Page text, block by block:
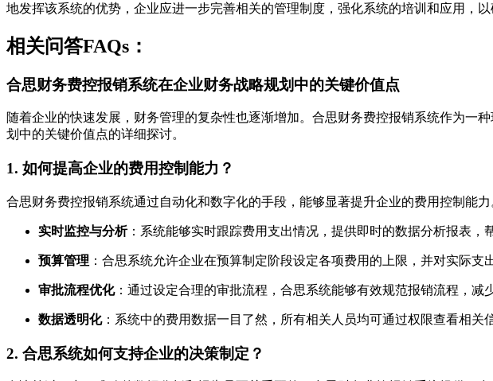
地发挥该系统的优势，企业应进一步完善相关的管理制度，强化系统的培训和应用，
相关问答FAQs：
合思财务费控报销系统在企业财务战略规划中的关键价值点
随着企业的快速发展，财务管理的复杂性也逐渐增加。合思财务费控报销系统作为一
划中的关键价值点的详细探讨。
1. 如何提高企业的费用控制能力？
合思财务费控报销系统通过自动化和数字化的手段，能够显著提升企业的费用控制能
实时监控与分析：系统能够实时跟踪费用支出情况，提供即时的数据分析报表，
预算管理 ：合思系统允许企业在预算制定阶段设定各项费用的上限，并对实际
审批流程优化：通过设定合理的审批流程，合思系统能够有效规范报销流程，减
数据透明化：系统中的费用数据一目了然，所有相关人员均可通过权限查看相关
2. 合思系统如何支持企业的决策制定？